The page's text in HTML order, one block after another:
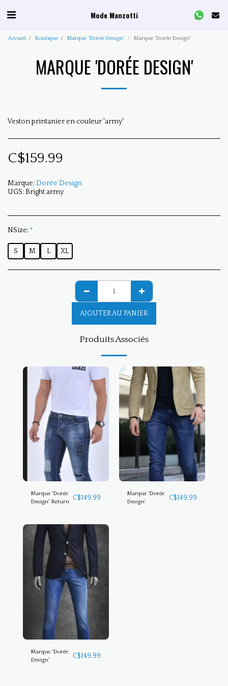
Mode Manzotti
Accueil Boutique Marque 'Doree Design' Marque 'Dorée Design'
MARQUE 'DORÉE DESIGN'
Veston printanier en couleur 'army'
C$159.99
Marque:Dorée Design
UGS:Bright army
NSize:*
S M L XL
AJOUTER AU PANIER
Produits Associés
Marque 'Dorée
Design' Return
C$149.99
Marque 'Dorée
Design'
C$149.99
Marque 'Dorée
Design'
C$149.99